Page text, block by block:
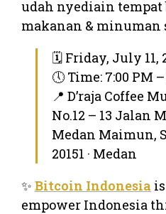
udah nyediain
makanan & minuman
🗓 Friday, July 11,
🕔 Time: 7:00 PM
📍 D’raja Coffee
No.12 – 13 Jalan
Medan Maimun,
20151 · Medan
✨ Bitcoin Indonesia
empower Indonesia